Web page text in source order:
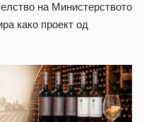
на Министерството
како проект од